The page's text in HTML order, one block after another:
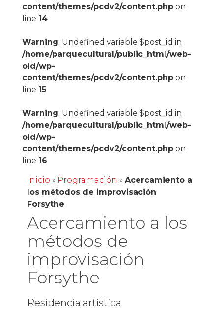
content/themes/pcdv2/content.phpon
line 14
Warning: Undefined variable $post_id in
/home/parquecultural/public_html/web-
old/wp-
content/themes/pcdv2/content.phpon
line 15
Warning: Undefined variable $post_id in
/home/parquecultural/public_html/web-
old/wp-
content/themes/pcdv2/content.phpon
line 16
Inicio » Programación » Acercamiento a
los métodos de improvisación
Forsythe
Acercamiento a los
métodos de
improvisación
Forsythe
Residencia artística